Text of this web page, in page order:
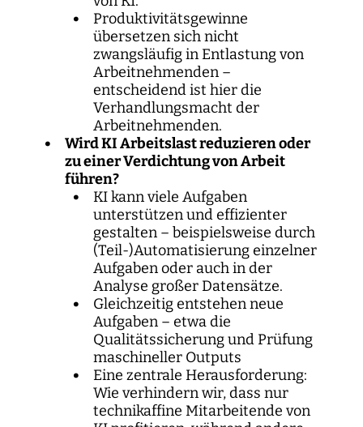
Produktivitätsgewinne
übersetzen sich nicht
zwangsläufig in Entlastung von
Arbeitnehmenden –
entscheidend ist hier die
Verhandlungsmacht der
Arbeitnehmenden.
Wird KI Arbeitslast reduzieren oder
zu einer Verdichtung von Arbeit
führen?
KI kann viele Aufgaben
unterstützen und effizienter
gestalten – beispielsweise durch
(Teil-)Automatisierung einzelner
Aufgaben oder auch in der
Analyse großer Datensätze.
Gleichzeitig entstehen neue
Aufgaben – etwa die
Qualitätssicherung und Prüfung
maschineller Outputs
Eine zentrale Herausforderung:
Wie verhindern wir, dass nur
technikaffine Mitarbeitende von